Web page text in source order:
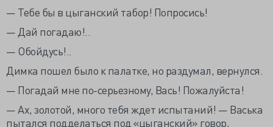
— Тебе бы в цыганский табор! Попросись!
— Дай погадаю!..
— Обойдусь!..
Димка пошел было к палатке, но раздумал, вернулся.
— Погадай мне по-серьезному, Вась! Пожалуйста!
— Ах, золотой, много тебя ждет испытаний! — Васька
пытался подделаться под «цыганский» говор,